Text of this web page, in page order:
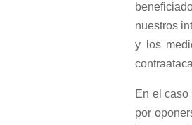
nuestros
y los
En el
por